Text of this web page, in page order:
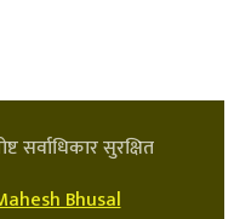
सर्वाधिकार सुरक्षित
Bhusal